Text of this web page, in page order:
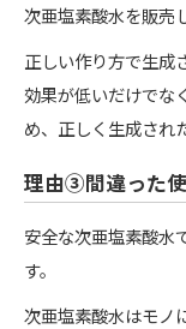
次亜塩素酸水を販売
正しい作り方で生成
効果が低いだけでな
め、正しく生成され
理由③間違った
安全な次亜塩素酸水
す。
次亜塩素酸水はモノ